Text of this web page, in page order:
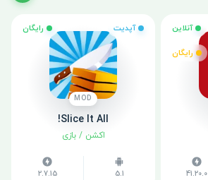
آنلاین
رایگان
41.20.0
آپدیت رایگان
MOD
Slice It All!
اکشن /بازی
5.1
2.7.15